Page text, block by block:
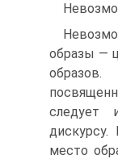
образы —
следует
место